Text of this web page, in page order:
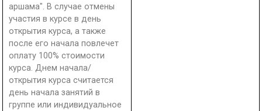
аршама". В случае отмены
участия в курсе в день
открытия курса, а также
после его начала повлечет
оплату 100% стоимости
курса. Днем начала/
открытия курса считается
день начала занятий в
группе или индивидуальное